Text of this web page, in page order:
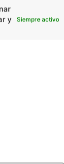
y
Siempre activo